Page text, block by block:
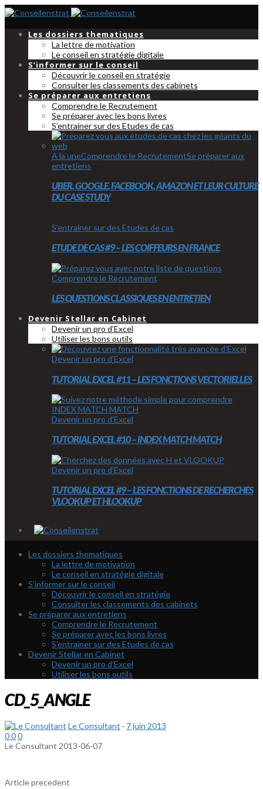
Les dossiers thematiques
La lettre de motivation
Le conseil en stratégie digitale
S’informer sur le conseil
Découvrir le conseil en stratégie
Consulter les classements des cabinets
Se préparer aux entretiens
Comprendre le Recrutement
Se préparer avec les bons livres
S’entrainer sur des Etudes de cas
A la uneComprendre le RecrutementSe préparer aux
entretiens
UBER, GOOGLE, FACEBOOK, AMAZON ET LEUR CULTURE
DU CASE STUDY
S'entrainer sur des Etudes de cas
ETUDE DE CAS #9 – LES COIFFEURS EN FRANCE
Comprendre le Recrutement
LES QUESTIONS CLASSIQUES EN ENTRETIEN
Devenir Stellar en Cabinet
Devenir un pro d’Excel
Utiliser les bons outils
Devenir un pro d'Excel
TUTORIAL EXCEL #11 – LES FONCTIONS VECTORIELLES
Devenir un pro d'Excel
TUTORIAL EXCEL #10 – INDEX MATCH MATCH
Devenir un pro d'Excel
TUTORIAL EXCEL #9 – LES FONCTIONS DE RECHERCHES
VLOOKUP ET HLOOKUP
Les dossiers thematiques
La lettre de motivation
Le conseil en stratégie digitale
S’informer sur le conseil
Découvrir le conseil en stratégie
Consulter les classements des cabinets
Se préparer aux entretiens
Comprendre le Recrutement
Se préparer avec les bons livres
S’entrainer sur des Etudes de cas
Devenir Stellar en Cabinet
Devenir un pro d’Excel
Utiliser les bons outils
CD_5_ANGLE
Le Consultant · 7 juin 2013
000
Le Consultant 2013-06-07
Article precedent